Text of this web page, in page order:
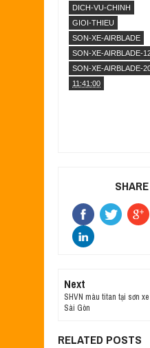
DICH-VU-CHINH
GIOI-THIEU
SON-XE-AIRBLADE
SON-XE-AIRBLADE-
SON-XE-AIRBLADE-
11:41:00
Next
SHVN màu titan tại sơn xe
Sài Gòn
RELATED POSTS